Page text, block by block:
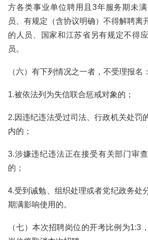
方各类事业单位聘用且3年服务期未
员、有规定（含协议明确）不得解聘离
的人员、国家和江苏省另有规定不得
员。
（六）有下列情况之一者，不受理报名：
1.被依法列为失信联合惩戒对象的；
2.因违纪违法受过司法、行政机关处罚
内的；
3.涉嫌违纪违法正在接受有关部门审
的；
4.受到诫勉、组织处理或者党纪政务处
期满影响使用的。
（七）本次招聘岗位的开考比例为1:3